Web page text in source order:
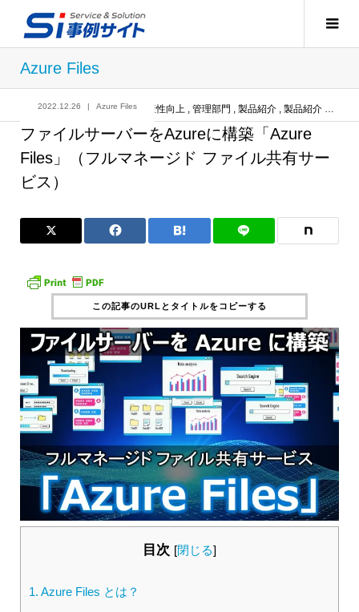
Azure Files
記事 Azure Files ,生産性向上 管理部門 製品紹介 製品紹介
2022.12.26 Azure Files
ファイルサーバーをAzureに構築「Azure
Files」（フルマネージド ファイル共有サー
ビス）
この記事のURLとタイトルをコピーする
目次 [閉じる]
1. Azure Files とは？